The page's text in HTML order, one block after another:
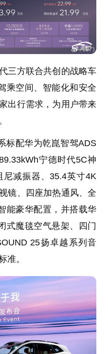
三方联合共创的战略车
乘空间、智能化和安全
出行需求，为用户带来
标配华为乾崑智驾ADS
宁德时代5C神
减振器、35.4英寸4K
镜、四座加热通风、全
能豪华配置，并搭载华
式魔毯空气悬架、四门
25扬卓越系列音
准。